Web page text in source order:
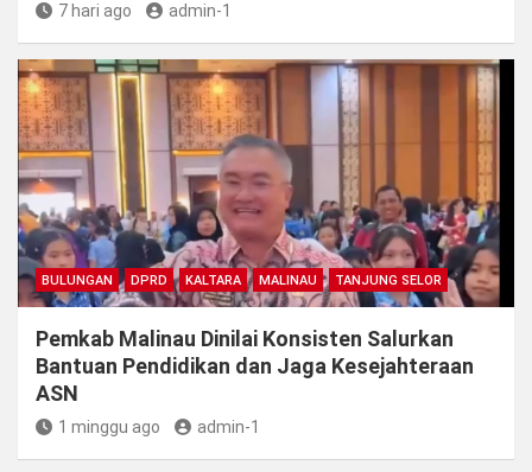
7 hari ago admin-1
BULUNGAN DPRD KALTARA MALINAU TANJUNG SELOR
Pemkab Malinau Dinilai Konsisten Salurkan
Bantuan Pendidikan dan Jaga Kesejahteraan
ASN
1 minggu ago admin-1